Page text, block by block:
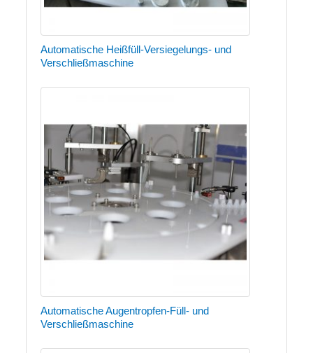
Automatische Heißfüll-Versiegelungs- und
Verschließmaschine
Automatische Augentropfen-Füll- und
Verschließmaschine